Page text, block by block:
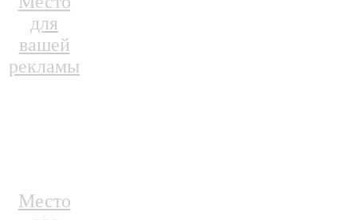
для
вашей
рекламы
Место